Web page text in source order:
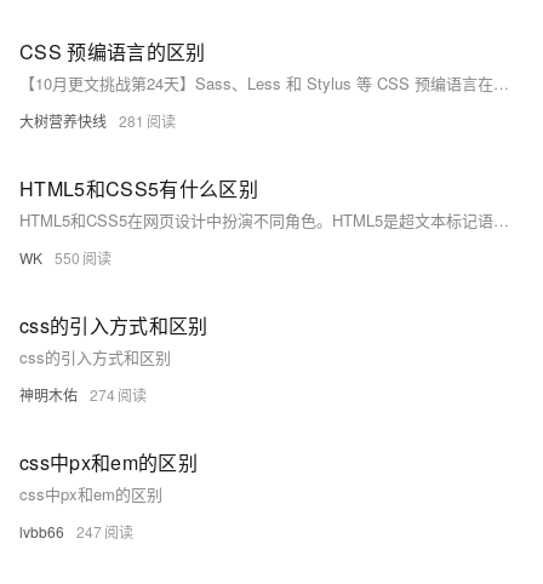
CSS 预编语言的区别
【10月更文挑战第24天】Sass、Less 和 Stylus 等 CSS 预编语言在语法特点、功能特性、性能表现、社区和生态系统等方面存在着不同之处。在选择使用哪种预编语言时，需要综合考虑项目需求、团队技术偏好、个人习惯等因素。你可以根据具体情况进行评估和选择，以充分发挥这些语言的优势，提高前端开发的效率和质量。
大树营养快线 281
HTML5和CSS5有什么区别
HTML5和CSS5在网页设计中扮演不同角色。HTML5是超文本标记语言的第五版，通过新特性如实时更新、跨平台运行及更好的安全性等，定义网页内容和结构。尽管常说CSS5，实际最新的CSS版本包含多个模块如CSS Grid和Flexbox，主要用于控制网页布局和样式，提供强大的选择器、动画支持和响应式设计，与HTML5相辅相成，共同构建现代网页的基础架构。
WK 550
css的引入方式和区别
css的引入方式和区别
神明木佑 274
css中px和em的区别
css中px和em的区别
lvbb66 247